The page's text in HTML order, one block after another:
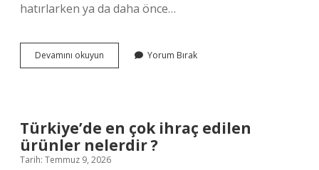
hatırlarken ya da daha önce…
Devamını okuyun
beyazlar
Yorum Bırak
Türkiye’de en çok ihraç edilen
ürünler nelerdir ?
Tarih: Temmuz 9, 2026